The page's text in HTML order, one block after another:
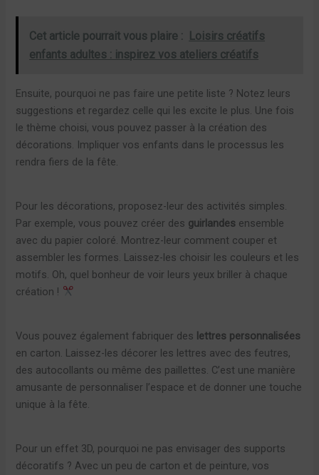
Cet article pourrait vous plaire :
Loisirs créatifs
enfants adultes : inspirez vos ateliers créatifs
Ensuite, pourquoi ne pas faire une petite liste ? Notez leurs
suggestions et regardez celle qui les excite le plus. Une fois
le thème choisi, vous pouvez passer à la création des
décorations. Impliquer vos enfants dans le processus les
rendra fiers de la fête.
Pour les décorations, proposez-leur des activités simples.
Par exemple, vous pouvez créer des guirlandes ensemble
avec du papier coloré. Montrez-leur comment couper et
assembler les formes. Laissez-les choisir les couleurs et les
motifs. Oh, quel bonheur de voir leurs yeux briller à chaque
création !
Vous pouvez également fabriquer des lettres personnalisées
en carton. Laissez-les décorer les lettres avec des feutres,
des autocollants ou même des paillettes. C’est une manière
amusante de personnaliser l’espace et de donner une touche
unique à la fête.
Pour un effet 3D, pourquoi ne pas envisager des supports
décoratifs ? Avec un peu de carton et de peinture, vos